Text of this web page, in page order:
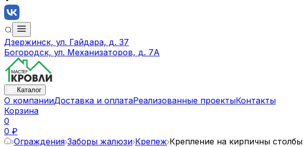
Дзержинск, ул. Гайдара, д. 37
Богородск, ул. Механизаторов, д. 7А
Каталог
О компанииДоставка и оплатаРеализованные проектыКонтакты
Корзина
0
0 ₽
Ограждения Заборы жалюзи Крепеж Крепление на кирпичны столбы